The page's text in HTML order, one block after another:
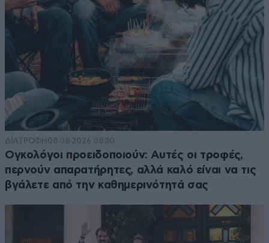
ΔΙΑΤΡΟΦΗ 08·08·2026 08:30
Ογκολόγοι προειδοποιούν: Αυτές οι τροφές,
περνούν απαρατήρητες, αλλά καλό είναι να τις
βγάλετε από την καθημερινότητά σας